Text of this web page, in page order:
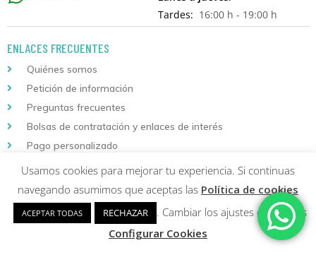
Tardes: 16:00 h - 19:00 h
ENLACES FRECUENTES
Quiénes somos
Petición de información
Preguntas frecuentes
Bolsas de contratación y enlaces de interés
Pago personalizado
INFORMACIÓN DE COMPRA
Localizador de envíos
Instrucciones de matriculación
Usamos cookies para mejorar tu experiencia. Si continuas
navegando asumimos que aceptas las Política de cookies
ACEPTAR TODAS RECHAZAR
. Cambiar los ajustes de cookies
Configurar Cookies